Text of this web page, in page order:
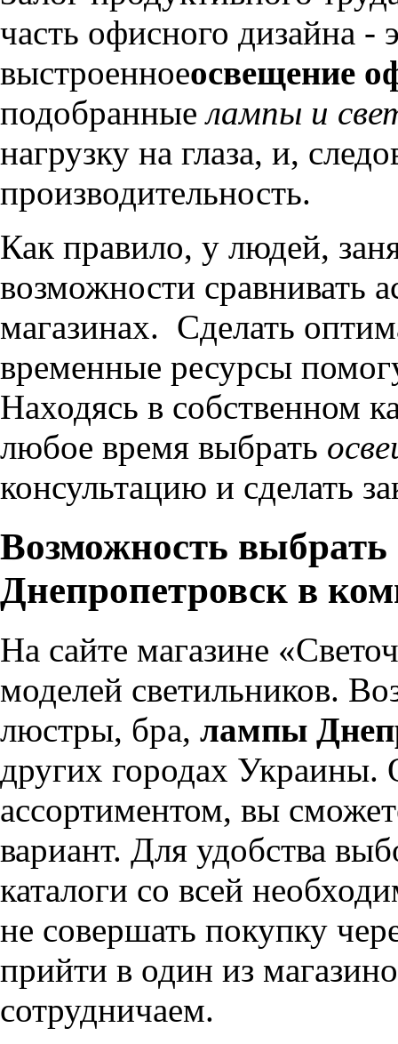
часть офисного дизайна -
выстроенноеосвещение
подобранныелампы и
нагрузку на глаза, и,
производительность.
Как правило, у людей,
возможности сравнивать
магазинах. Сделать
временные ресурсы
Находясь в собственном
любое время выбрать
консультацию и сделать
Возможность
Днепропетровск в
На сайте магазине
моделей светильников.
люстры, бра, лампы
других городах Украины.
ассортиментом, вы
вариант. Для удобства
каталоги со всей
не совершать покупку
прийти в один из
сотрудничаем.